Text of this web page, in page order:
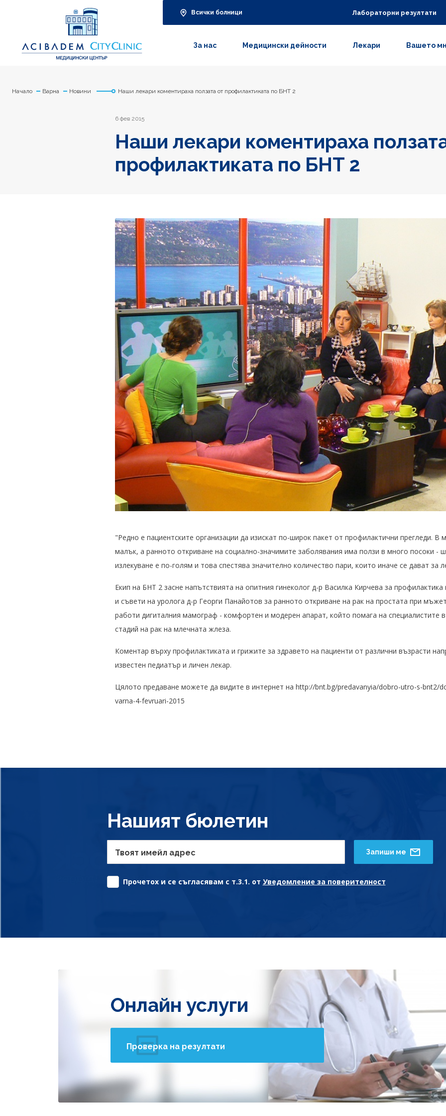
Всички болници Лабораторни резултати
За нас Медицински дейности Лекари Вашето
Начало Варна Новини Наши лекари коментираха ползата от профилактиката по БНТ 2
6 фев 2015
Наши лекари коментираха
профилактиката по БНТ 2
"Редно е пациентските организации да изискат по-широк пакет от профилактични прегледи. В
малък, а ранното откриване на социално-значимите заболявания има ползи в много посоки -
излекуване е по-голям и това спестява значително количество пари, които иначе се дават за
Екип на БНТ 2 засне напътствията на опитния гинеколог д-р Василка Кирчева за
и съвети на уролога д-р Георги Панайотов за ранното откриване на рак на простата при
работи дигиталния мамограф - комфортен и модерен апарат, който помага на специалистите
стадий на рак на млечната жлеза.
Коментар върху профилактиката и грижите за здравето на пациенти от различни възрасти
известен педиатър и личен лекар.
Цялото предаване можете да видите в интернет на http://bnt.bg/predavanyia/dobro-utro-s-bnt2/
varna-4-fevruari-2015
Нашият бюлетин
Твоят имейл адрес
Прочетох и се съгласявам с т.3.1. от Уведомление за поверителност
Запиши ме
Онлайн услуги
Проверка на резултати